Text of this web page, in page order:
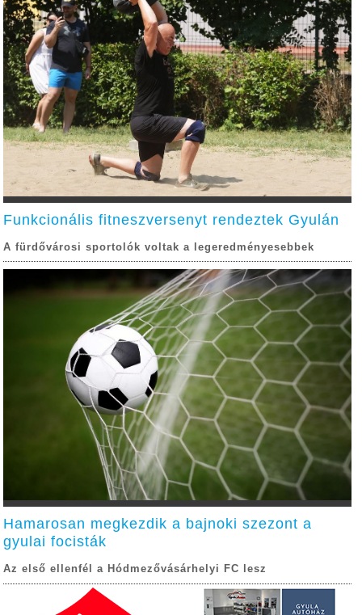
Funkcionális fitneszversenyt rendeztek Gyulán
A fürdővárosi sportolók voltak a legeredményesebbek
Hamarosan megkezdik a bajnoki szezont a
gyulai focisták
Az első ellenfél a Hódmezővásárhelyi FC lesz